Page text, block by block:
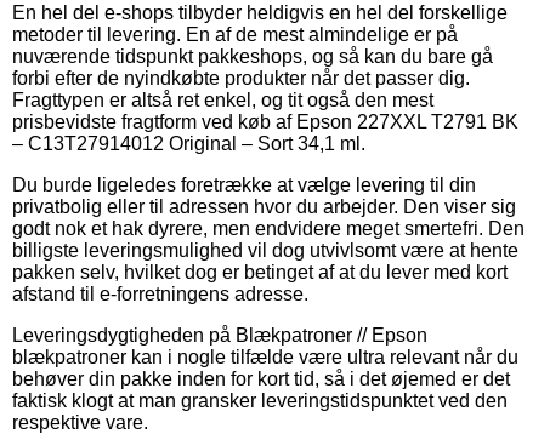
En hel del e-shops tilbyder heldigvis en hel del forskellige
metoder til levering. En af de mest almindelige er på
nuværende tidspunkt pakkeshops, og så kan du bare gå
forbi efter de nyindkøbte produkter når det passer dig.
Fragttypen er altså ret enkel, og tit også den mest
prisbevidste fragtform ved køb af Epson 227XXL T2791 BK
– C13T27914012 Original – Sort 34,1 ml.
Du burde ligeledes foretrække at vælge levering til din
privatbolig eller til adressen hvor du arbejder. Den viser sig
godt nok et hak dyrere, men endvidere meget smertefri. Den
billigste leveringsmulighed vil dog utvivlsomt være at hente
pakken selv, hvilket dog er betinget af at du lever med kort
afstand til e-forretningens adresse.
Leveringsdygtigheden på Blækpatroner // Epson
blækpatroner kan i nogle tilfælde være ultra relevant når du
behøver din pakke inden for kort tid, så i det øjemed er det
faktisk klogt at man gransker leveringstidspunktet ved den
respektive vare.